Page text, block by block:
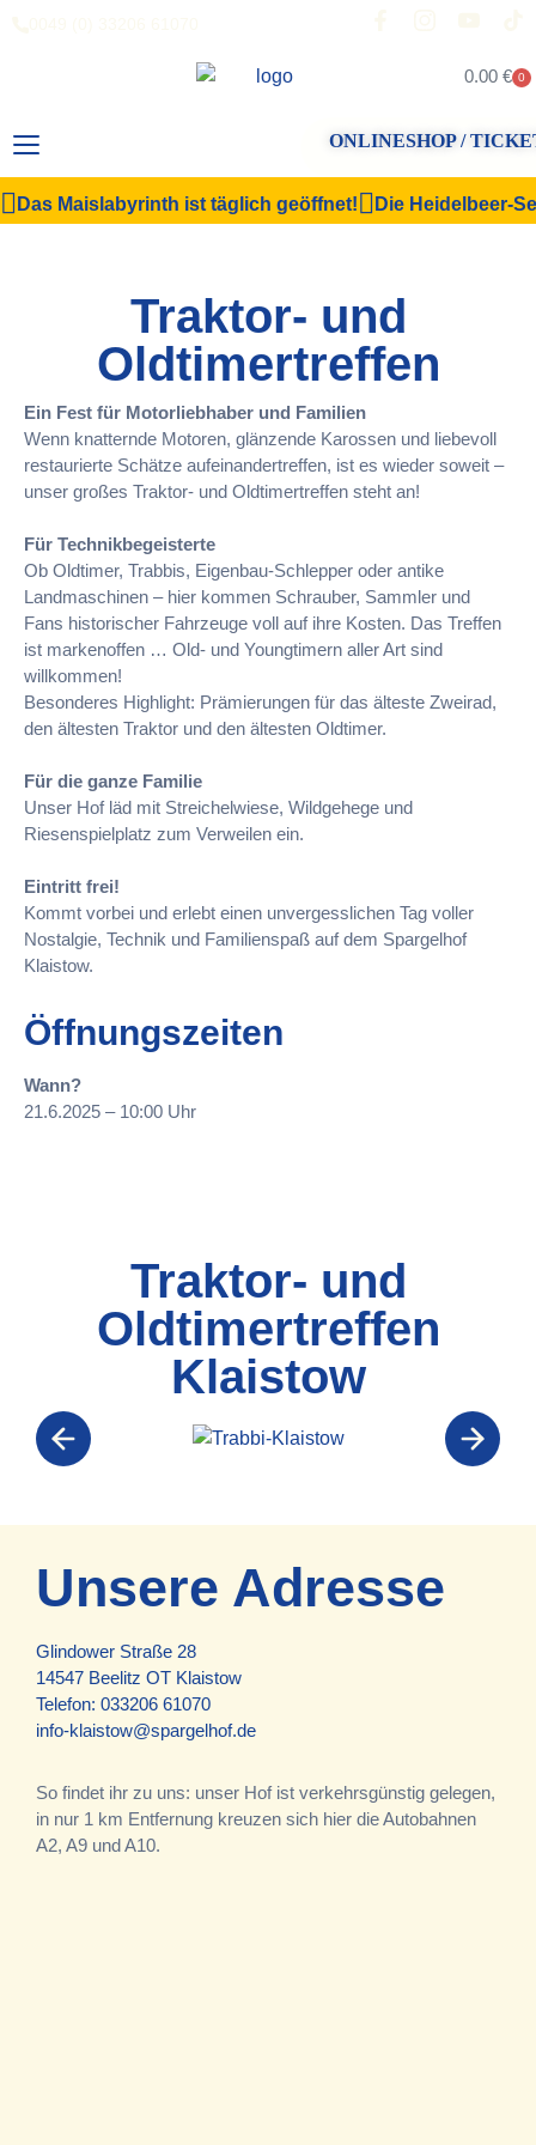
0.00 € 0
ONLINESHOP /
Das Maislabyrinth ist täglich geöffnet! Die Heidelbeer-
Traktor- und
Oldtimertreffen
Ein Fest für Motorliebhaber und Familien
Wenn knatternde Motoren, glänzende Karossen und liebevoll
restaurierte Schätze aufeinandertreffen, ist es wieder soweit –
unser großes Traktor- und Oldtimertreffen steht an!
Für Technikbegeisterte
Ob Oldtimer, Trabbis, Eigenbau-Schlepper oder antike
Landmaschinen – hier kommen Schrauber, Sammler und
Fans historischer Fahrzeuge voll auf ihre Kosten. Das Treffen
ist markenoffen … Old- und Youngtimern aller Art sind
willkommen!
Besonderes Highlight: Prämierungen für das älteste Zweirad,
den ältesten Traktor und den ältesten Oldtimer.
Für die ganze Familie
Unser Hof läd mit Streichelwiese, Wildgehege und
Riesenspielplatz zum Verweilen ein.
Eintritt frei!
Kommt vorbei und erlebt einen unvergesslichen Tag voller
Nostalgie, Technik und Familienspaß auf dem Spargelhof
Klaistow.
Öffnungszeiten
Wann?
21.6.2025 – 10:00 Uhr
Traktor- und
Oldtimertreffen
Klaistow
Unsere Adresse
Glindower Straße 28
14547 Beelitz OT Klaistow
Telefon: 033206 61070
info-klaistow@spargelhof.de
So findet ihr zu uns: unser Hof ist verkehrsgünstig gelegen,
in nur 1 km Entfernung kreuzen sich hier die Autobahnen
A2, A9 und A10.